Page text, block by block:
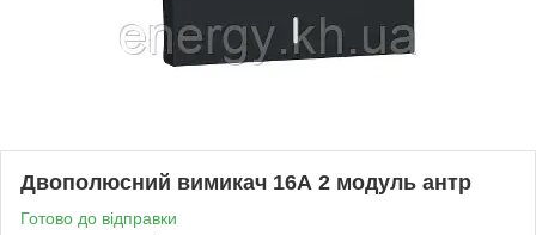
Двополюсний вимикач 16А 2 модуль антр
Готово до відправки